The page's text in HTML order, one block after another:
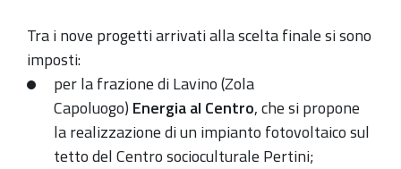
Tra i nove progetti arrivati alla scelta finale si sono
imposti:
per la frazione di Lavino (Zola
Capoluogo) Energia al Centro, che si propone
la realizzazione di un impianto fotovoltaico sul
tetto del Centro socioculturale Pertini;